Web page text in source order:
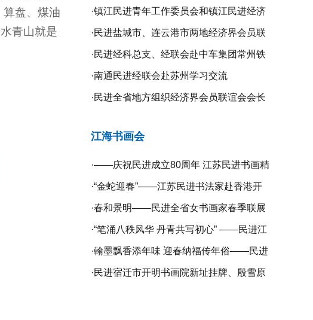
算盘、煤油
青山就是
新、携手同行”二届二次全体理事会议
·镇江民进青年工作委员会和镇江民进经济
界会员联谊会联合举办“庆祝新中国成立75
周年”系列活动
·民进盐城市、连云港市两地经济界会员联
谊会开展学习交流活动
·民进经科总支、经联会赴中车集团常州铁
道高等职业技术学校开展专题调研
·南通民进经联会赴苏州学习交流
·民进全省地方组织经济界会员联谊会会长
江海书画会
·——庆祝民进成立80周年 江苏民进书画精
品展暨宿迁镇江扬州三市民进书画作品联
展开幕
·“金蛇迎春”——江苏民进书法家赴香港开
展挥春活动
·春和景明——民进全省女书画家春季联展
在宁开幕
·“笔涌八秩风华 丹青共写初心” ——民进江
苏省委会庆祝中国民主促进会成立80周年
书画精品展在苏州开幕
·翰墨飘香添年味 迎春纳福传年俗——民进
仪征市委会开展乙巳（2025）“春联万家•
·民进宿迁市开明书画院新址挂牌、殷雪原